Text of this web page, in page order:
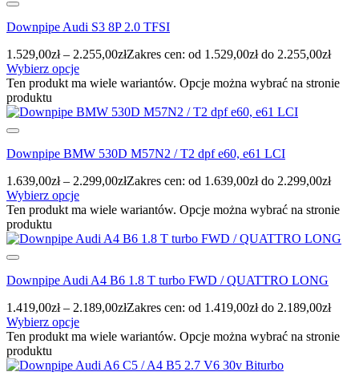
Downpipe Audi S3 8P 2.0 TFSI
1.529,00zł – 2.255,00złZakres cen: od 1.529,00zł do 2.255,00zł
Wybierz opcje
Ten produkt ma wiele wariantów. Opcje można wybrać na stronie
produktu
Downpipe BMW 530D M57N2 / T2 dpf e60, e61 LCI
1.639,00zł – 2.299,00złZakres cen: od 1.639,00zł do 2.299,00zł
Wybierz opcje
Ten produkt ma wiele wariantów. Opcje można wybrać na stronie
produktu
Downpipe Audi A4 B6 1.8 T turbo FWD / QUATTRO LONG
1.419,00zł – 2.189,00złZakres cen: od 1.419,00zł do 2.189,00zł
Wybierz opcje
Ten produkt ma wiele wariantów. Opcje można wybrać na stronie
produktu